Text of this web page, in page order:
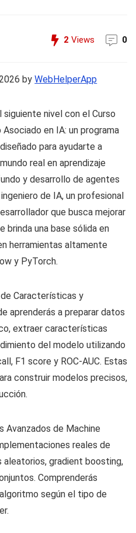
2 Views 0
byWebHelperApp
nivel con el Curso
en IA: un programa
para ayudarte a
real en aprendizaje
y desarrollo de agentes
de IA, un profesional
que busca mejorar
brinda una base sólida en
herramientas altamente
y PyTorch.
Características y
aprenderás a preparar datos
extraer características
del modelo utilizando
F1 score y ROC-AUC. Estas
construir modelos precisos,
Avanzados de Machine
reales de
aleatorios, gradient boosting,
Comprenderás
según el tipo de